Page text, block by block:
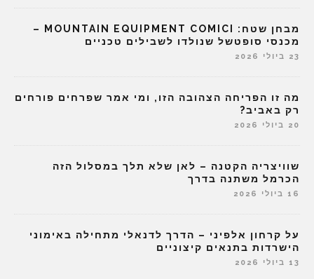
מבחן שטח: MOUNTAIN EQUIPMENT COMICI –
מכנסי סופטשל שנולדו לשבילים טכניים
23 ביולי 2026
מה זו הפריחה הצהובה הזו, ומי אמר שפרחים פורחים
רק באביב?
20 ביולי 2026
שוויצריה הקטנה – לאן שלא תלך במסלול הזה
הכרמל משתנה בדרך
16 ביולי 2026
על קרחון אלפיני – הדרך לדנאלי מתחילה באימוני
הישרדות בתנאים קיצוניים
13 ביולי 2026